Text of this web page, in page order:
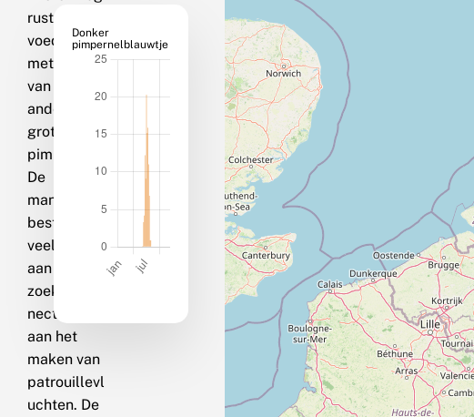
rusten. Ze
voeden zich
met nectar
van onder
andere
grote
pimpernel.
De
mannetjes
besteden
veel tijd
aan het
zoeken van
nectar en
aan het
maken van
patrouillevl
uchten. De
Donker
pimpernelblauwtje